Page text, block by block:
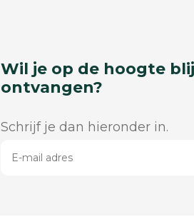
Wil je op de hoogte
ontvangen?
Schrijf je dan hieronder in.